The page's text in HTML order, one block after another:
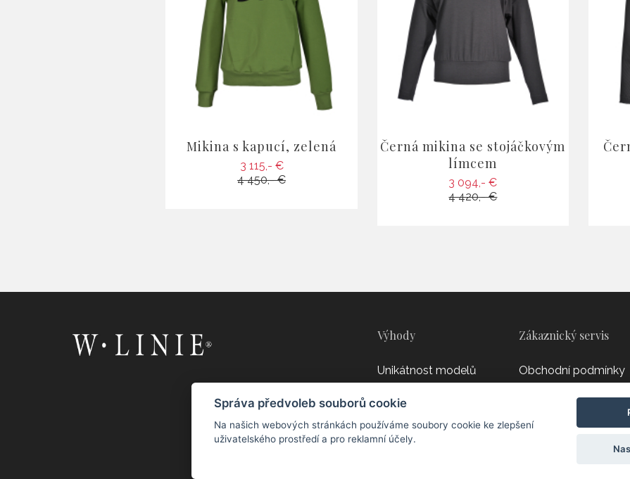
Mikina s kapucí, zelená
3 115,- €
4 450,- €
Černá mikina se stojáčkovým
límcem
3 094,- €
4 420,- €
Výhody
Unikátnost modelů
Úprava na míru
Ruční výroba
Věrnostní karta
Zákaznický servis
Obchodní podmínky
Doprava a platba
Vrácení a reklamace
Ochrana osobních
Správa předvoleb souborů cookie
Na našich webových stránkách používáme soubory cookie ke zlepšení
uživatelského prostředí a pro reklamní účely.